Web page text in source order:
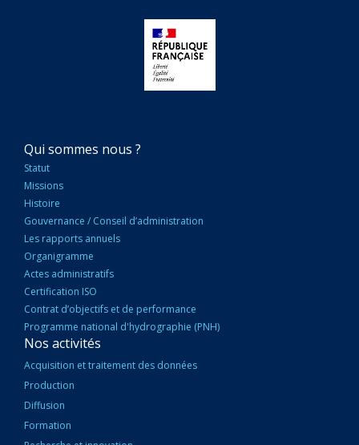
NAVIGATION
PRINCIPALE
Qui sommes nous ?
Statut
Missions
Histoire
Gouvernance / Conseil d’administration
Les rapports annuels
Organigramme
Actes administratifs
Certification ISO
Contrat d’objectifs et de performance
Programme national d'hydrographie (PNH)
Nos activités
Acquisition et traitement des données
Production
Diffusion
Formation